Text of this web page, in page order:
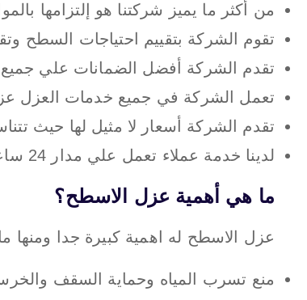
من أكثر ما يميز شركتنا هو إلتزامها
تقوم الشركة بتقييم احتياجات السطح
تقدم الشركة أفضل الضمانات علي جميع
تعمل الشركة في جميع خدمات العزل
تقدم الشركة أسعار لا مثيل لها حيث
لدينا خدمة عملاء تعمل علي مدار 24 ساعة من أجل راحة عملائها.
ما هي أهمية عزل الاسطح؟
عزل الاسطح له اهمية كبيرة جدا ومنها
منع تسرب المياه وحماية السقف